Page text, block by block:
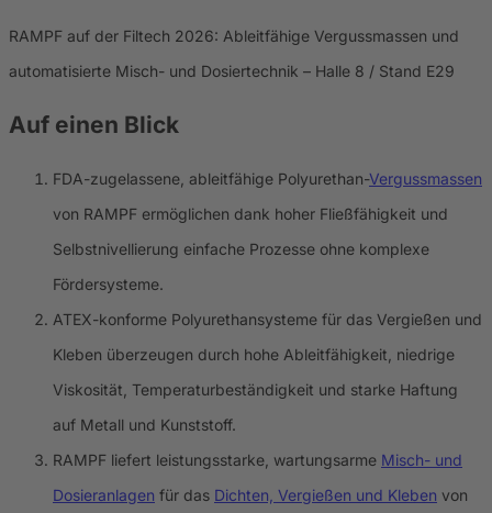
RAMPF auf der Filtech 2026: Ableitfähige Vergussmassen und
automatisierte Misch- und Dosiertechnik – Halle 8 / Stand E29
Auf einen Blick
FDA-zugelassene, ableitfähige Polyurethan-Vergussmassen
von RAMPF ermöglichen dank hoher Fließfähigkeit und
Selbstnivellierung einfache Prozesse ohne komplexe
Fördersysteme.
ATEX-konforme Polyurethansysteme für das Vergießen und
Kleben überzeugen durch hohe Ableitfähigkeit, niedrige
Viskosität, Temperaturbeständigkeit und starke Haftung
auf Metall und Kunststoff.
RAMPF liefert leistungsstarke, wartungsarme Misch- und
Dosieranlagen für das Dichten, Vergießen und Kleben von